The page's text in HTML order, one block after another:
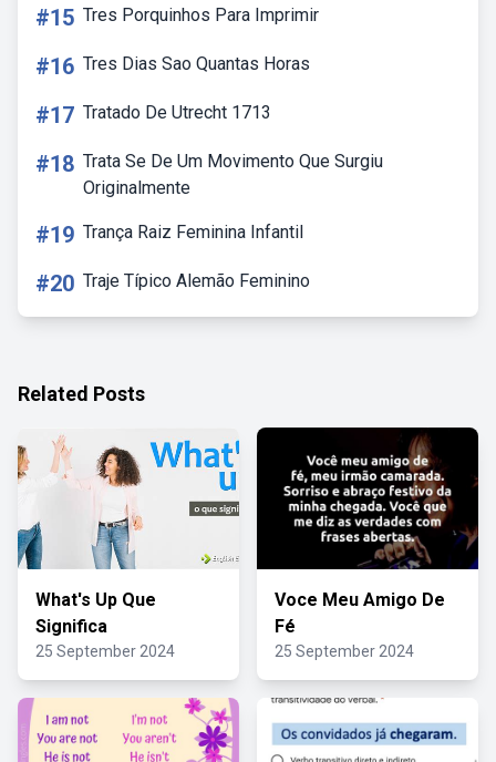
#15 Tres Porquinhos Para Imprimir
#16 Tres Dias Sao Quantas Horas
#17 Tratado De Utrecht 1713
#18 Trata Se De Um Movimento Que Surgiu
Originalmente
#19 Trança Raiz Feminina Infantil
#20 Traje Típico Alemão Feminino
Related Posts
What's Up Que
Significa
25 September 2024
Voce Meu Amigo De
Fé
25 September 2024